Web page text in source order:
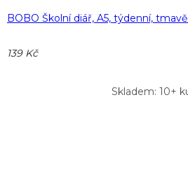
BOBO Školní diář, A5, týdenní,
139 Kč
Skladem: 10+